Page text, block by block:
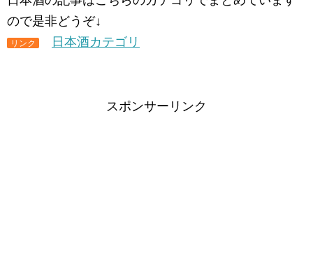
ので是非どうぞ↓
リンク 日本酒カテゴリ
スポンサーリンク